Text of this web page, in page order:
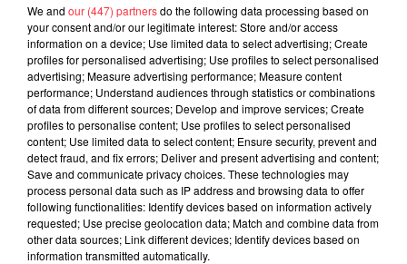
Découvrez tous les détails sur la fête du court-métrage sur
site officiel de l'événement!
Fil actus
La version réécrite de « Beautiful Day »
interprétée lors des...
We and our (447) partnersdo the following data processing based on
your consent and/or our legitimate interest: Store and/or access
information on a device; Use limited data to select advertising; Create
profiles for personalised advertising; Use profiles to select personalised
advertising; Measure advertising performance; Measure content
performance; Understand audiences through statistics or combinations
of data from different sources; Develop and improve services; Create
profiles to personalise content; Use profiles to select personalised
content; Use limited data to select content; Ensure security, prevent and
detect fraud, and fix errors; Deliver and present advertising and content;
Save and communicate privacy choices. These technologies may
process personal data such as IP address and browsing data to offer
following functionalities: Identify devices based on information actively
requested; Use precise geolocation data; Match and combine data from
other data sources; Link different devices; Identify devices based on
information transmitted automatically.